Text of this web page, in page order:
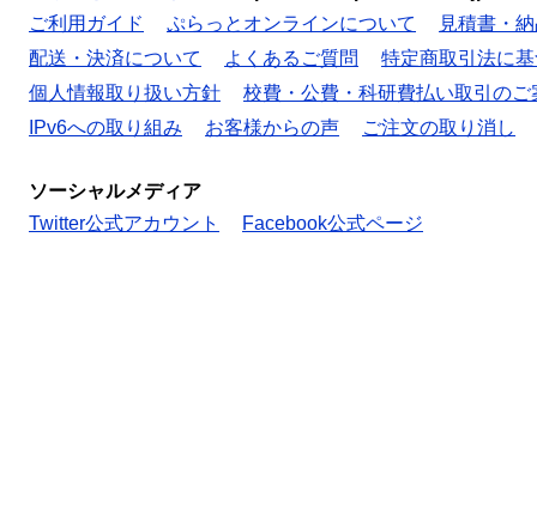
ご利用ガイド
ぷらっとオンラインについて
見積書・
配送・決済について
よくあるご質問
特定商取引法に
個人情報取り扱い方針
校費・公費・科研費払い取引のご
IPv6への取り組み
お客様からの声 ご注文の取り消し
ソーシャルメディア
Twitter公式アカウント
Facebook公式ページ